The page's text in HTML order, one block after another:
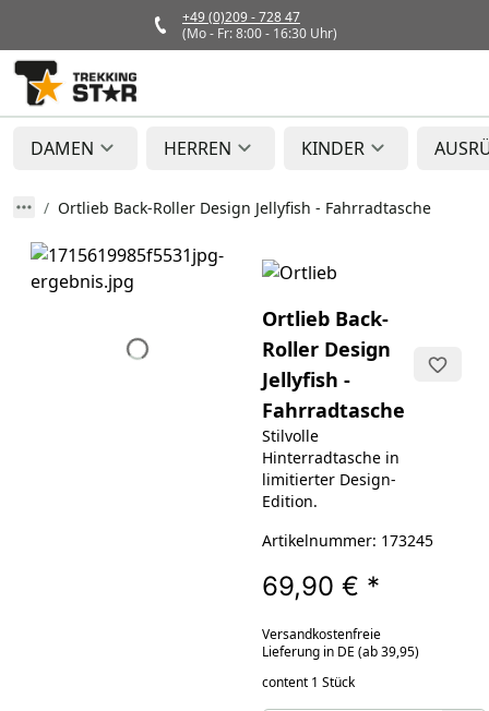
+49 (0)209 - 728 47
(Mo - Fr: 8:00 - 16:30 Uhr)
DAMEN HERREN KINDER
Ortlieb Back-Roller Design Jellyfish - Fahrradtasche
Ortlieb Back-
Roller Design
Jellyfish -
Fahrradtasche
Stilvolle
Hinterradtasche in
limitierter Design-
Edition.
Artikelnummer: 173245
69,90 € *
Versandkostenfreie
Lieferung in DE (ab 39,95)
content 1 Stück